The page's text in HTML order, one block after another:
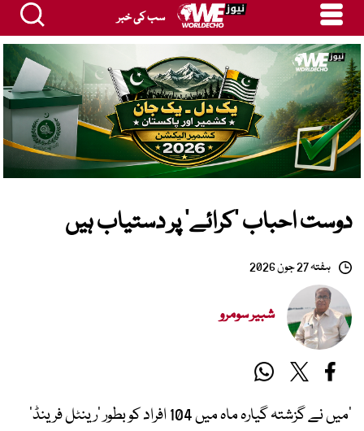
سب کی خبر
دوست احباب ’کرائے‘ پر دستیاب ہیں
ہفتہ 27 جون 2026
شبیر سومرو
’میں نے گزشتہ گیارہ ماہ میں 104 افراد کو بطور ’رینٹل فرینڈ‘